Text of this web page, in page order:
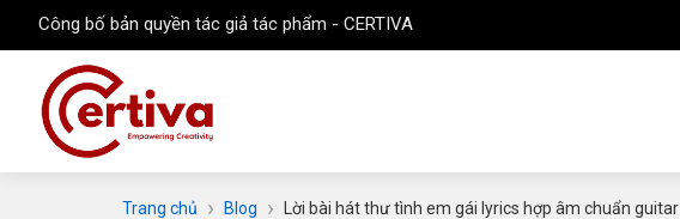
Công bố bản quyền tác giả tác phẩm - CERTIVA
Trang chủ Blog Lời bài hát thư tình em gái lyrics hợp âm chuẩn guitar